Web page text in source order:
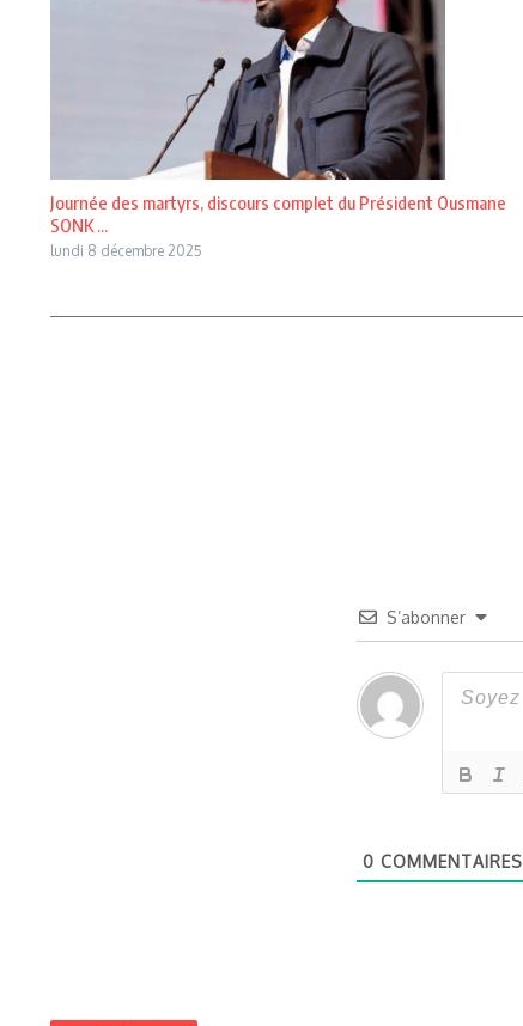
Journée des martyrs, discours complet du Président Ousmane
SONK ...
lundi 8 décembre 2025
S’abonner
0 COMMENTAIRES